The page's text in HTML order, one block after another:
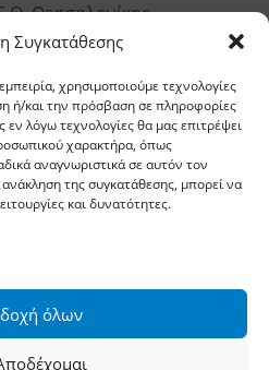
Συγκατάθεσης
χρησιμοποιούμε τεχνολογίες
ή/και την πρόσβαση σε πληροφορίες
λόγω τεχνολογίες θα μας επιτρέψει
χαρακτήρα, όπως
αναγνωριστικά σε αυτόν τον
της συγκατάθεσης, μπορεί να
και δυνατότητες.
όλων
Θεσσαλονίκης –
ΤΘ 1251
–23
Αθήνα
Αθήνα, ΤΚ 10564
–7